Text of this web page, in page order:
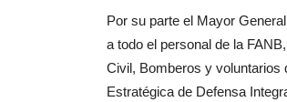
Por su parte el Mayor
a todo el personal de la
Civil, Bomberos y voluntarios
Estratégica de Defensa